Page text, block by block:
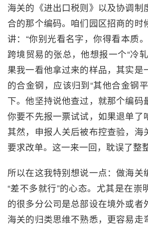
海关的《进出口税则》以及协调制
合的那个编码。咱们园区招商的时
讲：“你别光看名字，你得看本质
跨境贸易的张总，他想报一个“冷
果我一看他拿过来的样品，其实是
的合金钢，应该归到“其他合金钢
下。他坚持说他查过，就那个编码
你要不先报一票试试，如果退单了
其然，申报人关后被布控查验，海
要求改单。这一来一回，耽误了整
所以在这我特别想说一点：做海关
“差不多就行”的心态。尤其是在崇
的很多分公司是总部设在境外或者
海关的归类思维不熟悉，更容易走